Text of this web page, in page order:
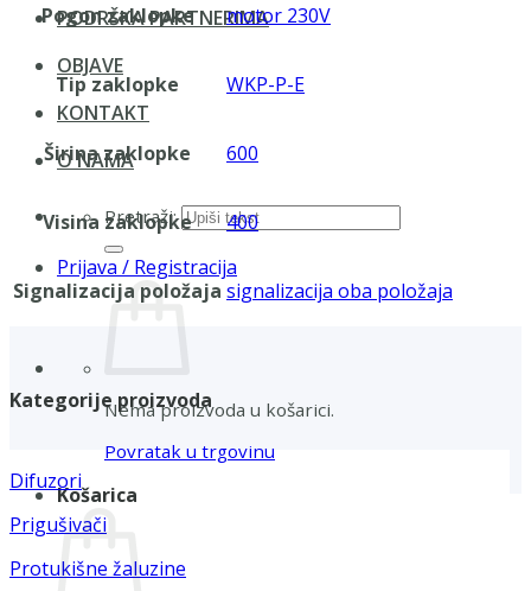
PODRŠKA PARTNERIMA
OBJAVE
KONTAKT
O NAMA
Pretraži:
Prijava / Registracija
Nema proizvoda u košarici.
Povratak u trgovinu
Košarica
Pogon zaklopke motor 230V
Tip zaklopke WKP-P-E
Širina zaklopke 600
Visina zaklopke 400
Signalizacija položaja signalizacija oba položaja
Kategorije proizvoda
Difuzori
Prigušivači
Protukišne žaluzine